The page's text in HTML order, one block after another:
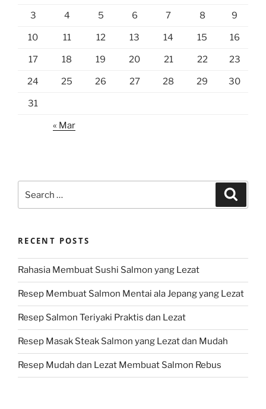
3 4 5 6 7 8 9
10 11 12 13 14 15 16
17 18 19 20 21 22 23
24 25 26 27 28 29 30
31
« Mar
for:
RECENT POSTS
Rahasia Membuat Sushi Salmon yang Lezat
Resep Membuat Salmon Mentai ala Jepang yang Lezat
Resep Salmon Teriyaki Praktis dan Lezat
Resep Masak Steak Salmon yang Lezat dan Mudah
Resep Mudah dan Lezat Membuat Salmon Rebus